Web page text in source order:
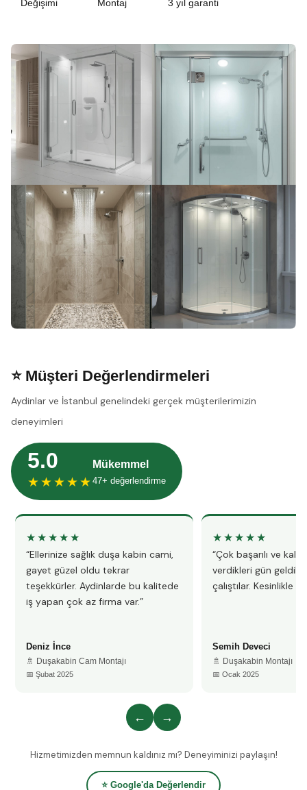
Değişimi Montaj 3 yıl garanti
⭐ Müşteri Değerlendirmeleri
Aydinlar ve İstanbul genelindeki gerçek müşterilerimizin
deneyimleri
5.0
★★★★★
Mükemmel
47+ değerlendirme
★★★★★
“Ellerinize sağlık duşa kabin cami,
gayet güzel oldu tekrar
teşekkürler. Aydinlarde bu kalitede
iş yapan çok az firma var.”
Deniz İnce
🚿 Duşakabin Cam Montajı
📅 Şubat 2025
★★★★★
“Çok başarılı ve
verdikleri gün
çalıştılar. Kesinlikle
Semih Deveci
🚿 Duşakabin Montajı
📅 Ocak 2025
← →
Hizmetimizden memnun kaldınız mı? Deneyiminizi paylaşın!
⭐ Google'da Değerlendir